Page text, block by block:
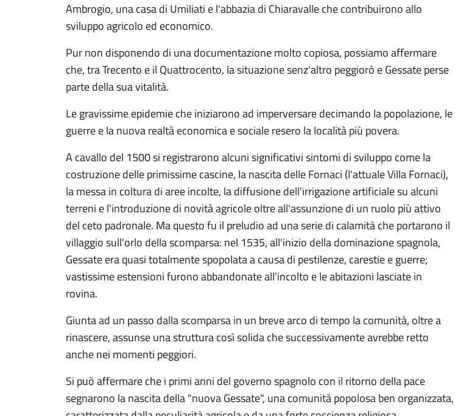
Ambrogio, una casa di Umiliati e l'abbazia di Chiaravalle che contribuirono allo
sviluppo agricolo ed economico.
Pur non disponendo di una documentazione molto copiosa, possiamo affermare
che, tra Trecento e il Quattrocento, la situazione senz'altro peggiorò e Gessate perse
parte della sua vitalità.
Le gravissime epidemie che iniziarono ad imperversare decimando la popolazione, le
guerre e la nuova realtà economica e sociale resero la località più povera.
A cavallo del 1500 si registrarono alcuni significativi sintomi di sviluppo come la
costruzione delle primissime cascine, la nascita delle Fornaci (l'attuale Villa Fornaci),
la messa in coltura di aree incolte, la diffusione dell'irrigazione artificiale su alcuni
terreni e l'introduzione di novità agricole oltre all'assunzione di un ruolo più attivo
del ceto padronale. Ma questo fu il preludio ad una serie di calamità che portarono il
villaggio sull'orlo della scomparsa: nel 1535, all'inizio della dominazione spagnola,
Gessate era quasi totalmente spopolata a causa di pestilenze, carestie e guerre;
vastissime estensioni furono abbandonate all'incolto e le abitazioni lasciate in
rovina.
Giunta ad un passo dalla scomparsa in un breve arco di tempo la comunità, oltre a
rinascere, assunse una struttura così solida che successivamente avrebbe retto
anche nei momenti peggiori.
Si può affermare che i primi anni del governo spagnolo con il ritorno della pace
segnarono la nascita della "nuova Gessate", una comunità popolosa ben organizzata,